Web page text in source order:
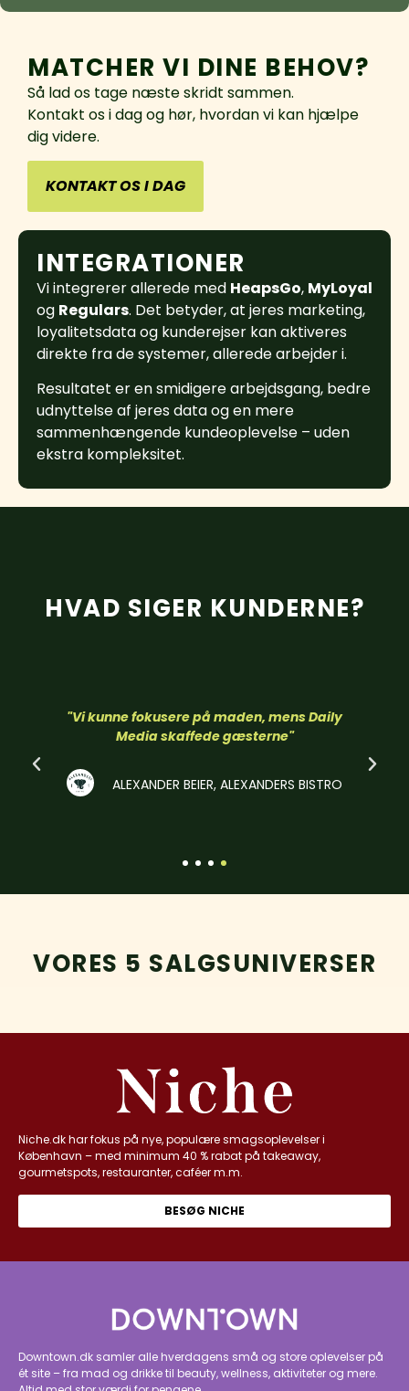
MATCHER VI DINE BEHOV?
Så lad os tage næste skridt sammen.
Kontakt os i dag og hør, hvordan vi kan hjælpe
dig videre.
KONTAKT OS I DAG
INTEGRATIONER
Vi integrerer allerede med HeapsGo, MyLoyal
og Regulars. Det betyder, at jeres marketing,
loyalitetsdata og kunderejser kan aktiveres
direkte fra de systemer, allerede arbejder i.
Resultatet er en smidigere arbejdsgang, bedre
udnyttelse af jeres data og en mere
sammenhængende kundeoplevelse – uden
ekstra kompleksitet.
HVAD SIGER KUNDERNE?
"Vi kunne fokusere på maden, mens Daily
Media skaffede gæsterne"
ALEXANDER BEIER, ALEXANDERS BISTRO
VORES 5 SALGSUNIVERSER
Niche.dk har fokus på nye, populære smagsoplevelser i
København – med minimum 40 % rabat på takeaway,
gourmetspots, restauranter, caféer m.m.
BESØG NICHE
Downtown.dk samler alle hverdagens små og store oplevelser på
ét site – fra mad og drikke til beauty, wellness, aktiviteter og mere.